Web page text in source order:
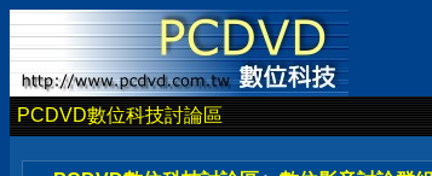
PCDVD數位科技討論區